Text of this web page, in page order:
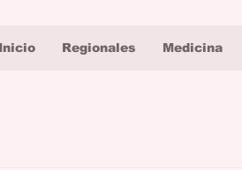
Inicio Regionales Medicina